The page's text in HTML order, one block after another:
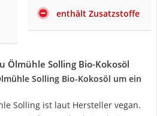
enthält Zusatzstoffe
Ölmühle Solling Bio-Kokosöl
Solling Bio-Kokosöl um ein
Solling ist laut Hersteller vegan.